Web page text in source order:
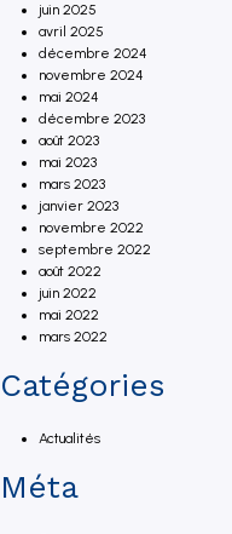
juin 2025
avril 2025
décembre 2024
novembre 2024
mai 2024
décembre 2023
août 2023
mai 2023
mars 2023
janvier 2023
novembre 2022
septembre 2022
août 2022
juin 2022
mai 2022
mars 2022
Catégories
Actualités
Méta